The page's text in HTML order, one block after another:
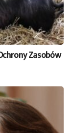
Zasobów